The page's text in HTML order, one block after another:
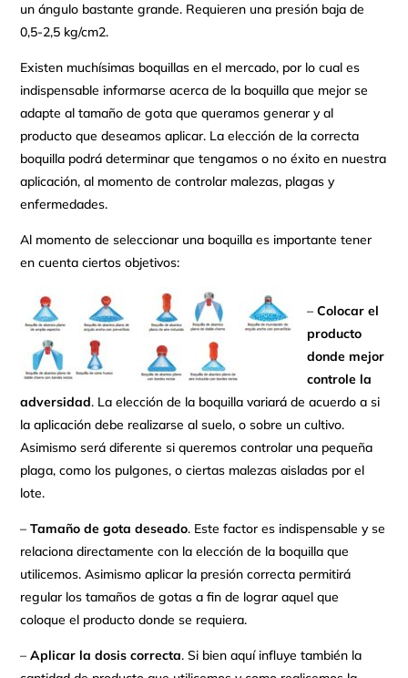
un ángulo bastante grande. Requieren una presión baja de
0,5-2,5 kg/cm2.
Existen muchísimas boquillas en el mercado, por lo cual es
indispensable informarse acerca de la boquilla que mejor se
adapte al tamaño de gota que queramos generar y al
producto que deseamos aplicar. La elección de la correcta
boquilla podrá determinar que tengamos o no éxito en nuestra
aplicación, al momento de controlar malezas, plagas y
enfermedades.
Al momento de seleccionar una boquilla es importante tener
en cuenta ciertos objetivos:
–Colocar el
producto
donde mejor
controle la
adversidad. La elección de la boquilla variará de acuerdo a si
la aplicación debe realizarse al suelo, o sobre un cultivo.
Asimismo será diferente si queremos controlar una pequeña
plaga, como los pulgones, o ciertas malezas aisladas por el
lote.
–Tamaño de gota deseado. Este factor es indispensable y se
relaciona directamente con la elección de la boquilla que
utilicemos. Asimismo aplicar la presión correcta permitirá
regular los tamaños de gotas a fin de lograr aquel que
coloque el producto donde se requiera.
–Aplicar la dosis correcta. Si bien aquí influye también la